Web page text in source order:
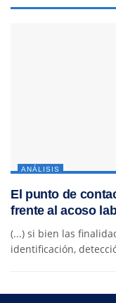
ANÁLISIS
El punto de
frente al acoso
(...) si bien las
identificación,